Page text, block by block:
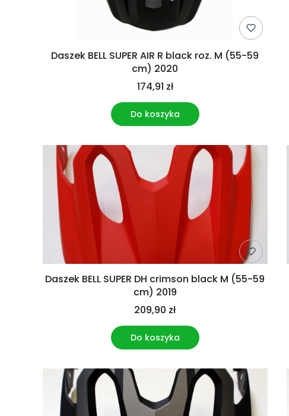
Daszek BELL SUPER AIR R black roz. M (55-59
cm) 2020
174,91 zł
Do koszyka
Daszek BELL SUPER DH crimson black M (55-59
cm) 2019
209,90 zł
Do koszyka